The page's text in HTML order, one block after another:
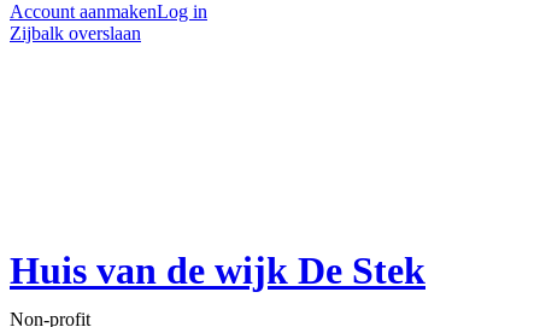
Account aanmakenLog in
Zijbalk overslaan
Huis van de wijk De Stek
Non-profit